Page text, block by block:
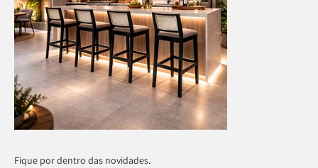
Fique por dentro das novidades.